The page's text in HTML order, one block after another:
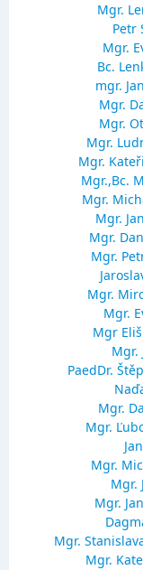
Mgr.
Petr
Mgr.
Bc.
mgr.
Mgr.
Mgr.
Mgr.
Mgr.
Mgr.,Bc.
Mgr.
Mgr.
Mgr.
Mgr.
Mgr.
Mgr.
Mgr
Mgr.
PaedDr.
Mgr.
Mgr.
Mgr.
Mgr.
Mgr.
Mgr.
Mgr.